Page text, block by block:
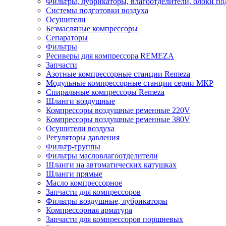
Системы подготовки воздуха
Осушители
Безмасляные компрессоры
Сепараторы
Фильтры
Ресиверы для компрессора REMEZA
Запчасти
Азотные компрессорные станции Remeza
Модульные компрессорные станции серии МКР
Спиральные компрессоры Remeza
Шланги воздушные
Компрессоры воздушные ременные 220V
Компрессоры воздушные ременные 380V
Осушители воздуха
Регуляторы давления
Фильтр-группы
Фильтры масловлагоотделители
Шланги на автоматических катушках
Шланги прямые
Масло компрессорное
Запчасти для компрессоров
Фильтры воздушные, лубрикаторы
Компрессорная арматура
Запчасти для компрессоров поршневых